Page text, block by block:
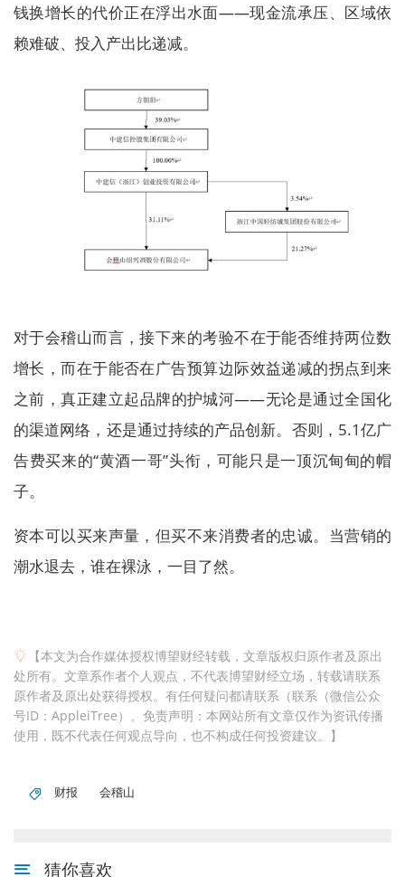
钱换增长的代价正在浮出水面——现金流承压、区域依
赖难破、投入产出比递减。
对于会稽山而言，接下来的考验不在于能否维持两位数
增长，而在于能否在广告预算边际效益递减的拐点到来
之前，真正建立起品牌的护城河——无论是通过全国化
的渠道网络，还是通过持续的产品创新。否则，5.1亿广
告费买来的“黄酒一哥”头衔，可能只是一顶沉甸甸的帽
子。
资本可以买来声量，但买不来消费者的忠诚。当营销的
潮水退去，谁在裸泳，一目了然。
【本文为合作媒体授权博望财经转载，文章版权归原作者及原出
处所有。文章系作者个人观点，不代表博望财经立场，转载请联系
原作者及原出处获得授权。有任何疑问都请联系（联系（微信公众
号ID：AppleiTree）。免责声明：本网站所有文章仅作为资讯传播
使用，既不代表任何观点导向，也不构成任何投资建议。】
财报 会稽山
猜你喜欢